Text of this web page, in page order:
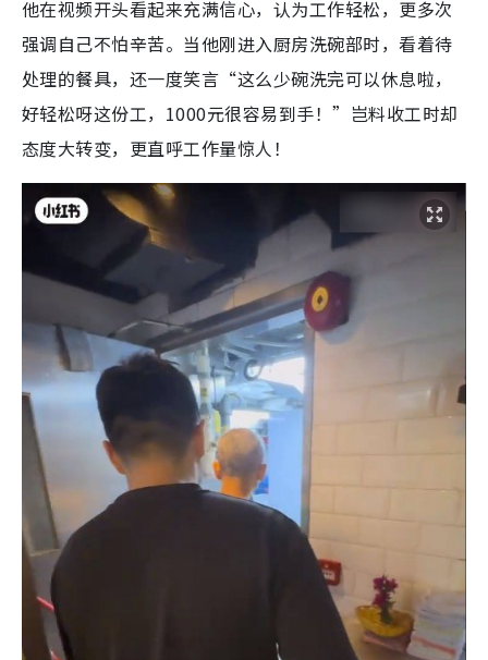
他在视频开头看起来充满信心，认为工作轻松，更多次
强调自己不怕辛苦。当他刚进入厨房洗碗部时，看着待
处理的餐具，还一度笑言“这么少碗洗完可以休息啦，
好轻松呀这份工，1000元很容易到手！”岂料收工时却
态度大转变，更直呼工作量惊人！